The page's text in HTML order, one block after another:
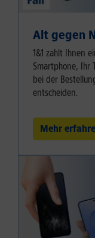
Alt gegen
1&1 zahlt Ihnen
Smartphone, Ihr
bei der
entscheiden.
Mehr